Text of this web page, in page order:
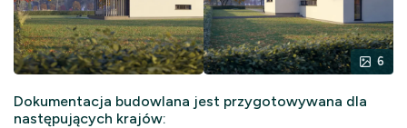
6
Dokumentacja budowlana jest przygotowywana dla
następujących krajów: